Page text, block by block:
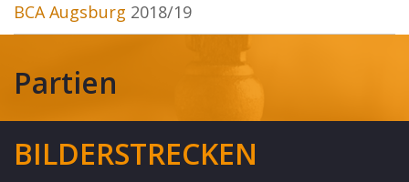
BCA Augsburg 2018/19
Partien
BILDERSTRECKEN